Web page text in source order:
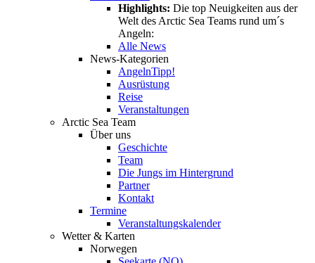
Highlights: Die top Neuigkeiten aus der
Welt des Arctic Sea Teams rund um´s
Angeln:
Alle News
News-Kategorien
AngelnTipp!
Ausrüstung
Reise
Veranstaltungen
Arctic Sea Team
Über uns
Geschichte
Team
Die Jungs im Hintergrund
Partner
Kontakt
Termine
Veranstaltungskalender
Wetter & Karten
Norwegen